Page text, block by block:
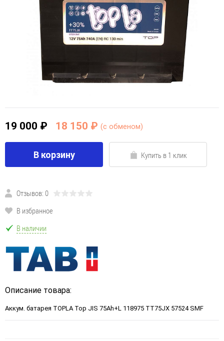
19 000 ₽ 18 150 ₽ (c обменом)
В корзину Купить в 1 клик
Отзывов: 0
В избранное
В наличии
Описание товара:
Аккум. батарея TOPLA Top JIS 75Ah+L 118975 TT75JX 57524 SMF